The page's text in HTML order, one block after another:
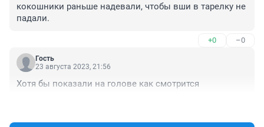
кокошники раньше надевали, чтобы вши в тарелку не
падали.
+0 –0
Гость
23 августа 2023, 21:56
Хотя бы показали на голове как смотрится